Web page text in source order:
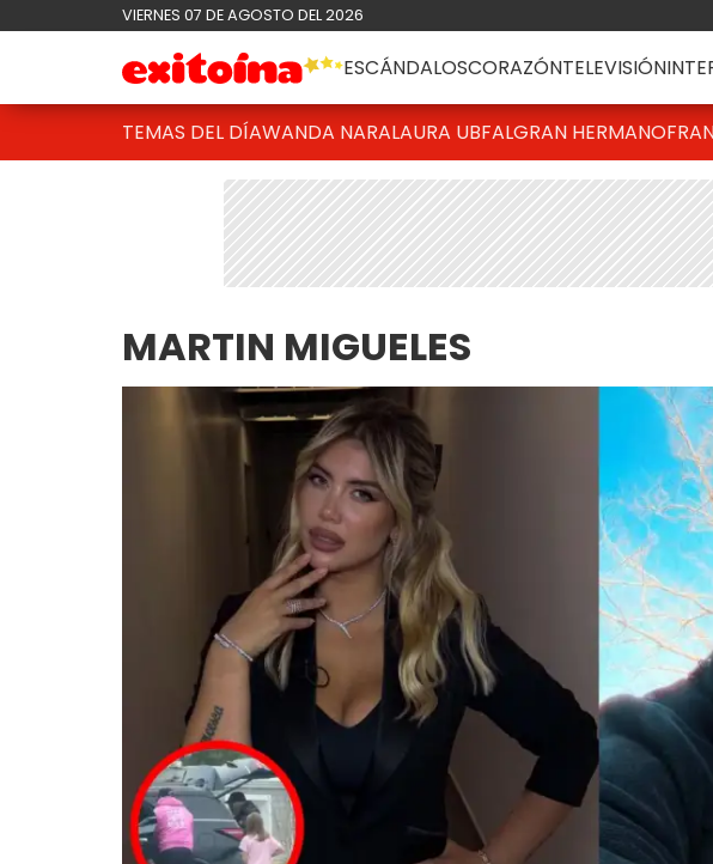
VIERNES 07 DE AGOSTO DEL 2026
ESCÁNDALOSCORAZÓNTELEVISIÓN
TEMAS DEL DÍAWANDA NARALAURA UBFALGRAN HERMANO
MARTIN MIGUELES